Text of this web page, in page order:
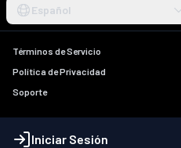
Español
Términos de Servicio
Política de Privacidad
Soporte
Iniciar Sesión